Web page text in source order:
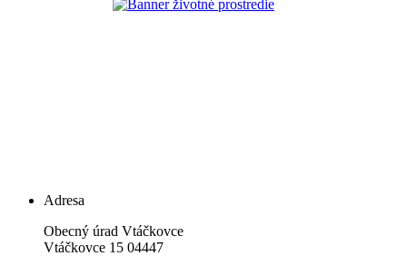
Adresa
Obecný úrad Vtáčkovce
Vtáčkovce 15 04447